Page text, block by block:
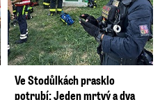
Ve Stodůlkách prasklo
potrubí: Jeden mrtvý a dva